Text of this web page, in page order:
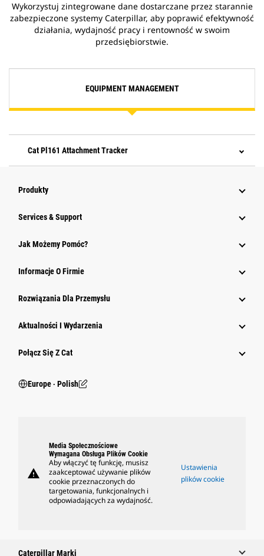
Wykorzystuj zintegrowane dane dostarczane przez starannie
zabezpieczone systemy Caterpillar, aby poprawić efektywność
działania, wydajność pracy i rentowność w swoim
przedsiębiorstwie.
EQUIPMENT MANAGEMENT
Cat Pl161 Attachment Tracker
Produkty
Services & Support
Jak Możemy Pomóc?
Informacje O Firmie
Rozwiązania Dla Przemysłu
Aktualności I Wydarzenia
Połącz Się Z Cat
Europe ‧ Polish
warning
Media Społecznościowe
Wymagana Obsługa Plików Cookie
Aby włączyć tę funkcję, musisz
zaakceptować używanie plików
cookie przeznaczonych do
targetowania, funkcjonalnych i
odpowiadających za wydajność.
Ustawienia
plików cookie
Caterpillar Marki